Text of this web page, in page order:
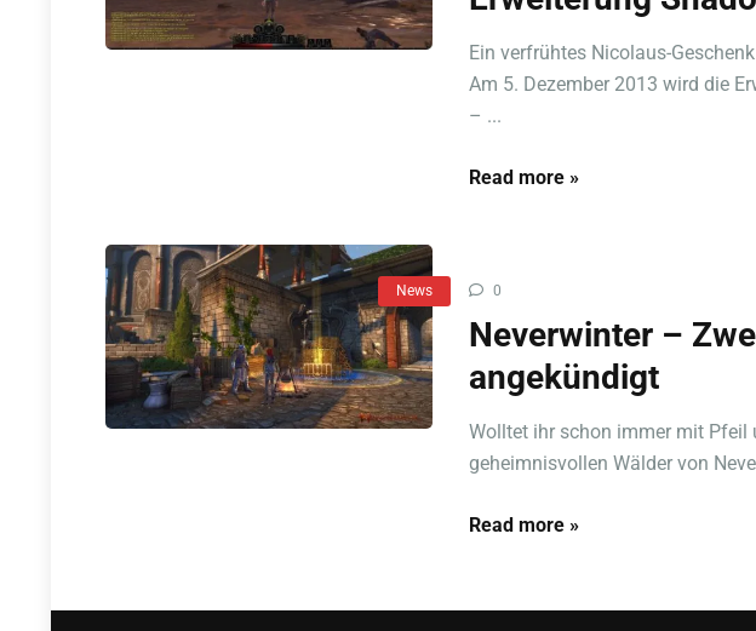
Ein verfrühtes Nicolaus-
Am 5. Dezember 2013 wird die
– ...
Read more »
News 0
Neverwinter –
angekündigt
Wolltet ihr schon immer mit Pfeil
geheimnisvollen Wälder von
Read more »